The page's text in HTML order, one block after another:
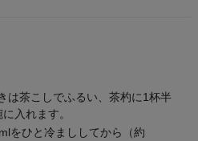
は茶こしでふるい、茶杓に1杯半
入れます。
をひと冷まししてから（約